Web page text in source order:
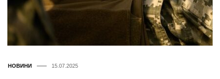
НОВИНИ 15.07.2025